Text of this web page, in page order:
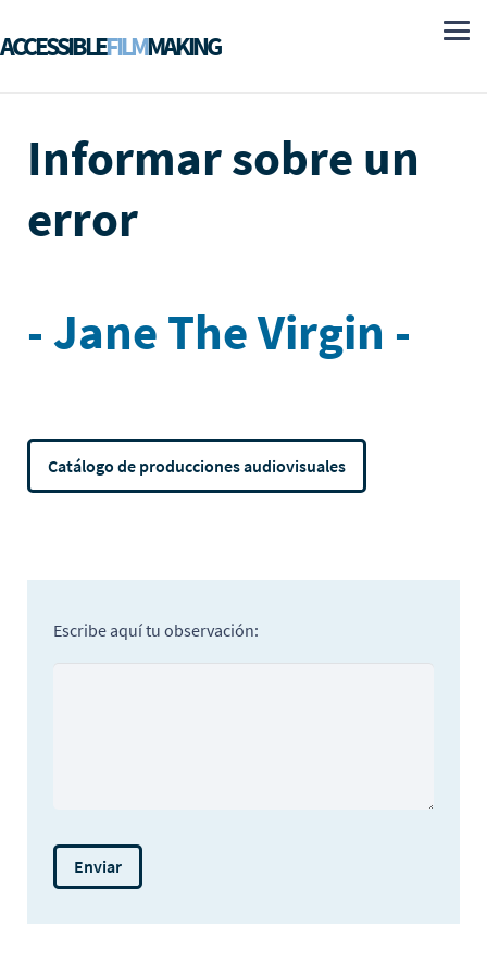
ACCESSIBLEFILMMAKING
Informar sobre un
error
- Jane The Virgin -
Catálogo de producciones audiovisuales
Escribe aquí tu observación: